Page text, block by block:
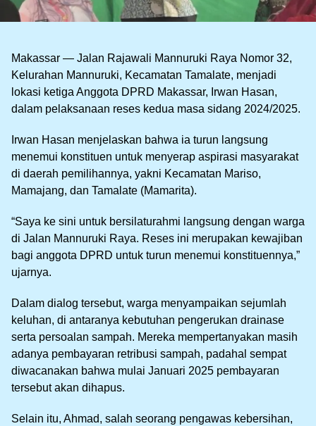
Makassar — Jalan Rajawali Mannuruki Raya Nomor 32,
Kelurahan Mannuruki, Kecamatan Tamalate, menjadi
lokasi ketiga Anggota DPRD Makassar, Irwan Hasan,
dalam pelaksanaan reses kedua masa sidang 2024/2025.
Irwan Hasan menjelaskan bahwa ia turun langsung
menemui konstituen untuk menyerap aspirasi masyarakat
di daerah pemilihannya, yakni Kecamatan Mariso,
Mamajang, dan Tamalate (Mamarita).
“Saya ke sini untuk bersilaturahmi langsung dengan warga
di Jalan Mannuruki Raya. Reses ini merupakan kewajiban
bagi anggota DPRD untuk turun menemui konstituennya,”
ujarnya.
Dalam dialog tersebut, warga menyampaikan sejumlah
keluhan, di antaranya kebutuhan pengerukan drainase
serta persoalan sampah. Mereka mempertanyakan masih
adanya pembayaran retribusi sampah, padahal sempat
diwacanakan bahwa mulai Januari 2025 pembayaran
tersebut akan dihapus.
Selain itu, Ahmad, salah seorang pengawas kebersihan,